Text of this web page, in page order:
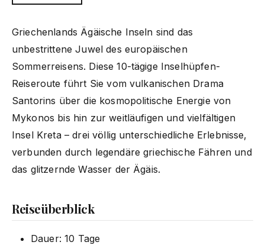
Griechenlands Ägäische Inseln sind das
unbestrittene Juwel des europäischen
Sommerreisens. Diese 10-tägige Inselhüpfen-
Reiseroute führt Sie vom vulkanischen Drama
Santorins über die kosmopolitische Energie von
Mykonos bis hin zur weitläufigen und vielfältigen
Insel Kreta – drei völlig unterschiedliche Erlebnisse,
verbunden durch legendäre griechische Fähren und
das glitzernde Wasser der Ägäis.
Reiseüberblick
Dauer: 10 Tage